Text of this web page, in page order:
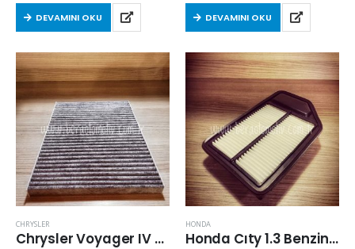
DEVAMINI OKU DEVAMINI OKU
CHRYSLER
Chrysler Voyager IV (RG,RS) 2005-2008 Arası 2.5 Crd Kabin Filtresi
HONDA
Honda Cıty 1.3 Benzinli 2005-2008 Arası Hava Filtresi